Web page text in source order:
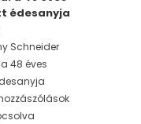
édesanyja
Schneider
48 éves